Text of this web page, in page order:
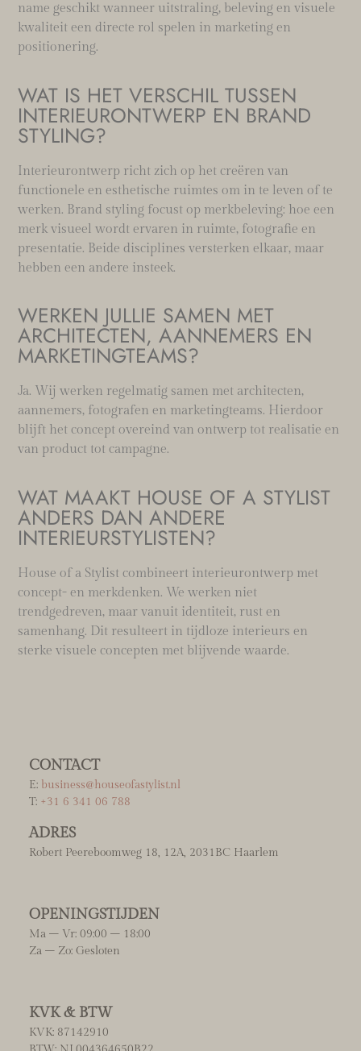
name geschikt wanneer uitstraling, beleving en visuele
kwaliteit een directe rol spelen in marketing en
positionering.
WAT IS HET VERSCHIL TUSSEN
INTERIEURONTWERP EN BRAND
STYLING?
Interieurontwerp richt zich op het creëren van
functionele en esthetische ruimtes om in te leven of te
werken. Brand styling focust op merkbeleving: hoe een
merk visueel wordt ervaren in ruimte, fotografie en
presentatie. Beide disciplines versterken elkaar, maar
hebben een andere insteek.
WERKEN JULLIE SAMEN MET
ARCHITECTEN, AANNEMERS EN
MARKETINGTEAMS?
Ja. Wij werken regelmatig samen met architecten,
aannemers, fotografen en marketingteams. Hierdoor
blijft het concept overeind van ontwerp tot realisatie en
van product tot campagne.
WAT MAAKT HOUSE OF A STYLIST
ANDERS DAN ANDERE
INTERIEURSTYLISTEN?
House of a Stylist combineert interieurontwerp met
concept- en merkdenken. We werken niet
trendgedreven, maar vanuit identiteit, rust en
samenhang. Dit resulteert in tijdloze interieurs en
sterke visuele concepten met blijvende waarde.
CONTACT
E: business@houseofastylist.nl
T: +31 6 341 06 788
ADRES
Robert Peereboomweg 18, 12A, 2031BC Haarlem
OPENINGSTIJDEN
Ma – Vr: 09:00 – 18:00
Za – Zo: Gesloten
KVK & BTW
KVK: 87142910